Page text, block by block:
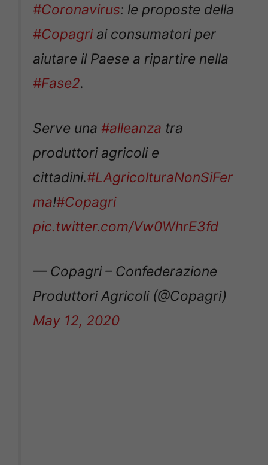
#Coronavirus: le proposte della
#Copagriai consumatori per
aiutare il Paese a ripartire nella
#Fase2.
Serve una #alleanza tra
produttori agricoli e
cittadini.#LAgricolturaNonSiFer
ma!#Copagri
pic.twitter.com/Vw0WhrE3fd
— Copagri – Confederazione
Produttori Agricoli (@Copagri)
May 12, 2020